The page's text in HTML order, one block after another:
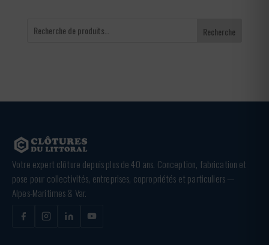
Recherche
Votre expert clôture depuis plus de 40 ans. Conception, fabrication et
pose pour collectivités, entreprises, copropriétés et particuliers —
Alpes-Maritimes & Var.